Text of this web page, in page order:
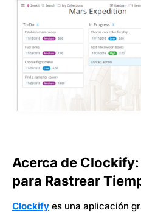
Acerca de
para Rastrear
Clockify es una aplicación